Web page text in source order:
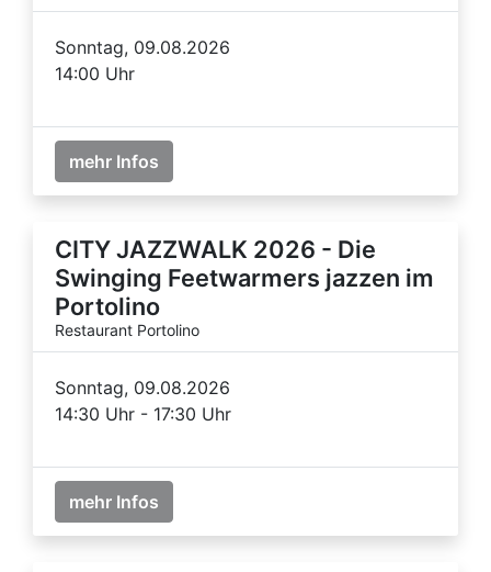
Sonntag, 09.08.2026
14:00 Uhr
mehr Infos
CITY JAZZWALK 2026 - Die
Swinging Feetwarmers jazzen im
Portolino
Restaurant Portolino
Sonntag, 09.08.2026
14:30 Uhr - 17:30 Uhr
mehr Infos